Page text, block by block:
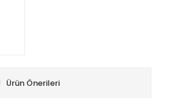
Ürün Önerileri